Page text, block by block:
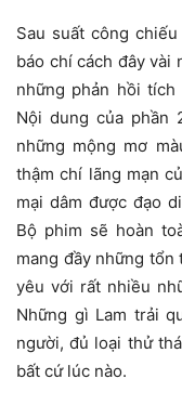
Sau suất công
báo chí cách đây vài
những phản hồi
Nội dung của phần
những mộng mơ
thậm chí lãng mạn
mại dâm được đạo
Bộ phim sẽ hoàn
mang đầy những
yêu với rất nhiều
Những gì Lam trải
người, đủ loại thử
bất cứ lúc nào.